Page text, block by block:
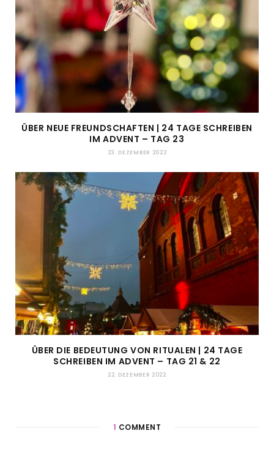
ÜBER NEUE FREUNDSCHAFTEN | 24 TAGE SCHREIBEN
IM ADVENT – TAG 23
23. DEZEMBER 2022
ÜBER DIE BEDEUTUNG VON RITUALEN | 24 TAGE
SCHREIBEN IM ADVENT – TAG 21 & 22
22. DEZEMBER 2022
1 COMMENT